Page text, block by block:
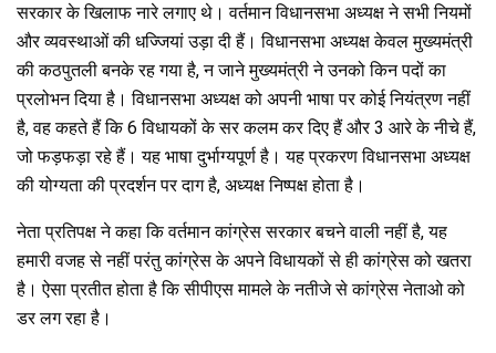
सरकार के खिलाफ नारे लगाए थे। वर्तमान विधानसभा अध्यक्ष ने सभी नियमों
और व्यवस्थाओं की धज्जियां उड़ा दी हैं। विधानसभा अध्यक्ष केवल मुख्यमंत्री
की कठपुतली बनके रह गया है, न जाने मुख्यमंत्री ने उनको किन पदों का
प्रलोभन दिया है। विधानसभा अध्यक्ष को अपनी भाषा पर कोई नियंत्रण नहीं
है, वह कहते हैं कि 6 विधायकों के सर कलम कर दिए हैं और 3 आरे के नीचे हैं,
जो फड़फड़ा रहे हैं। यह भाषा दुर्भाग्यपूर्ण है। यह प्रकरण विधानसभा अध्यक्ष
की योग्यता की प्रदर्शन पर दाग है, अध्यक्ष निष्पक्ष होता है।
नेता प्रतिपक्ष ने कहा कि वर्तमान कांग्रेस सरकार बचने वाली नहीं है, यह
हमारी वजह से नहीं परंतु कांग्रेस के अपने विधायकों से ही कांग्रेस को खतरा
है। ऐसा प्रतीत होता है कि सीपीएस मामले के नतीजे से कांग्रेस नेताओ को
डर लग रहा है।